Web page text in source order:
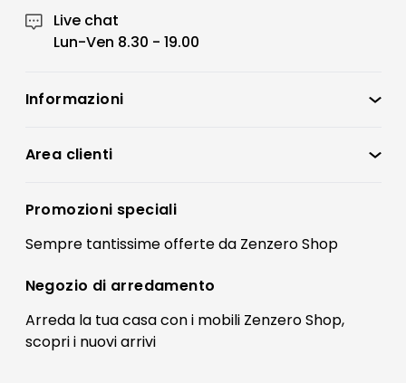
Live chat
Lun-Ven 8.30 - 19.00
Informazioni
Condizioni di vendita
Preferenze Cookies
Termini e condizioni
Contatti
FAQ
Pagamenti
Area clienti
Registrati
Il mio account
Promozioni speciali
Sempre tantissimeofferteda Zenzero Shop
Negozio di arredamento
Arreda la tua casa con i mobili Zenzero Shop,
scopri i nuovi arrivi